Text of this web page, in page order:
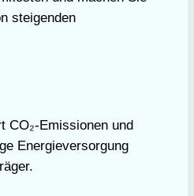
steigenden
CO₂-Emissionen und
Energieversorgung